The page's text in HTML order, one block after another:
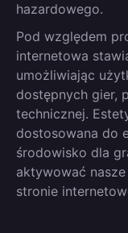
hazardowego.
Pod względem
internetowa
umożliwiając
dostępnych gier,
technicznej.
dostosowana do
środowisko dla
aktywować
stronie